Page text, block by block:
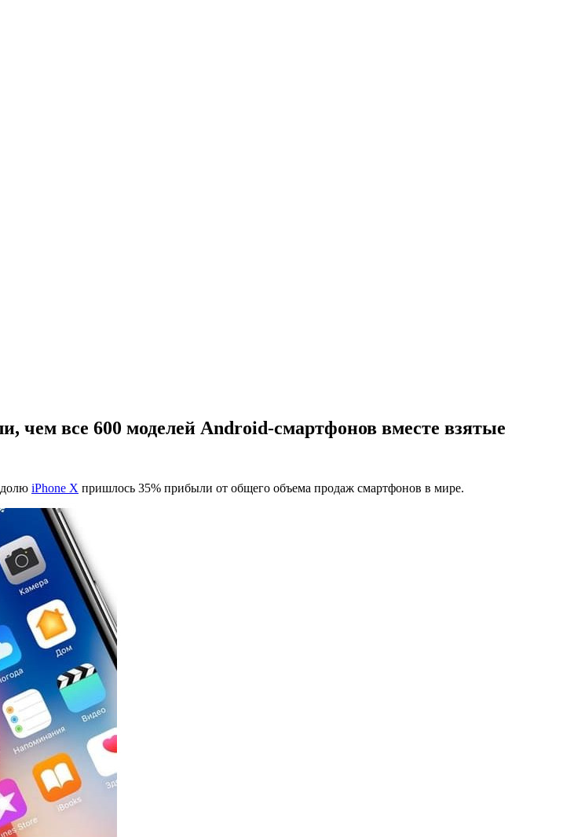
чем все 600 моделей Android-смартфонов вместе взятые
долю iPhone X пришлось 35% прибыли от общего объема продаж смартфонов в мире.